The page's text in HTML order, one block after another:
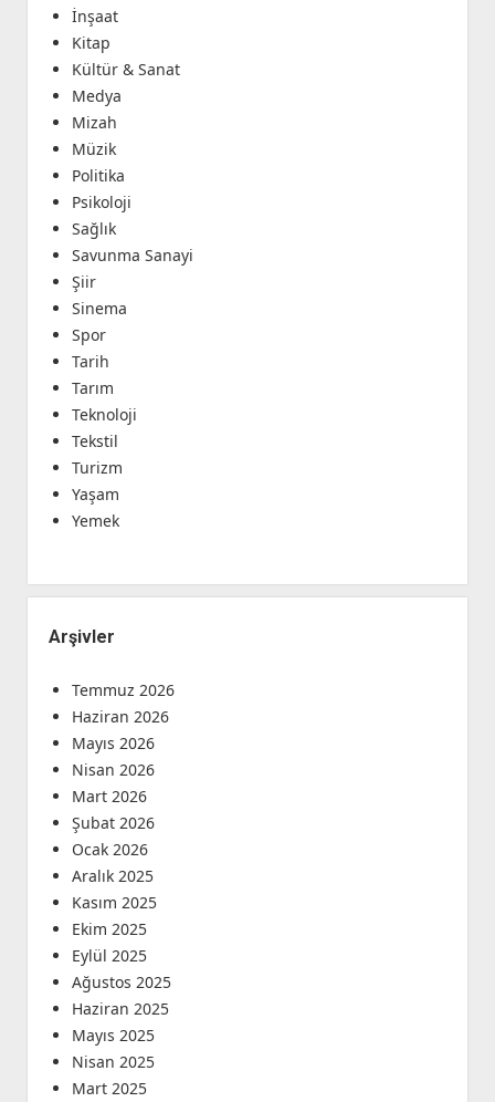
İnşaat
Kitap
Kültür & Sanat
Medya
Mizah
Müzik
Politika
Psikoloji
Sağlık
Savunma Sanayi
Şiir
Sinema
Spor
Tarih
Tarım
Teknoloji
Tekstil
Turizm
Yaşam
Yemek
Arşivler
Temmuz 2026
Haziran 2026
Mayıs 2026
Nisan 2026
Mart 2026
Şubat 2026
Ocak 2026
Aralık 2025
Kasım 2025
Ekim 2025
Eylül 2025
Ağustos 2025
Haziran 2025
Mayıs 2025
Nisan 2025
Mart 2025